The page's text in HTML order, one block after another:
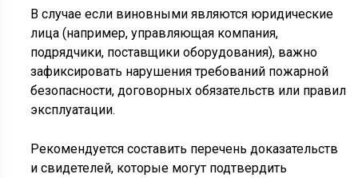
В случае если виновными являются юридические
лица (например, управляющая компания,
подрядчики, поставщики оборудования), важно
зафиксировать нарушения требований пожарной
безопасности, договорных обязательств или правил
эксплуатации.
Рекомендуется составить перечень доказательств
и свидетелей, которые могут подтвердить